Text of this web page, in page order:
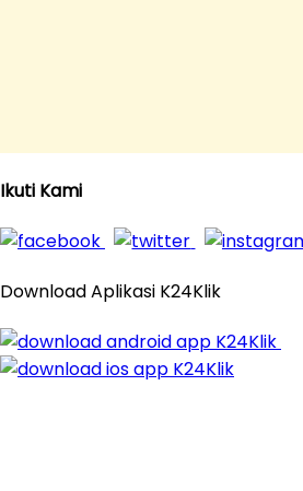
Ikuti Kami
Download Aplikasi K24Klik